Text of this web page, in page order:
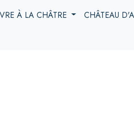
À LA CHÂTRE CHÂTEAU